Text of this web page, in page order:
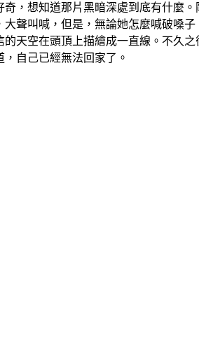
，想知道那片黑暗深處到底有什麼
聲叫喊，但是，無論她怎麼喊破嗓
天空在頭頂上描繪成一直線。不久
自己已經無法回家了。